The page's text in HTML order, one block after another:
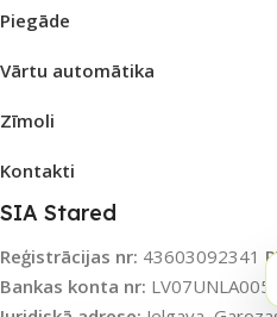
Piegāde
Vārtu automātika
Zīmoli
Kontakti
SIA Stared
Reģistrācijas nr: 43603092341
Bankas konta nr: